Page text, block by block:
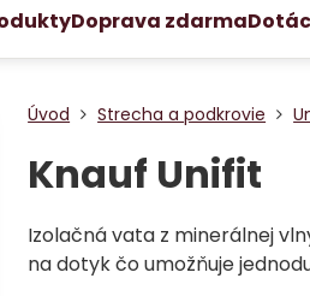
Doprava zdarma
Úvod Strecha a podkrovie
Knauf Unifit
Izolačná vata z minerálnej
na dotyk čo umožňuje